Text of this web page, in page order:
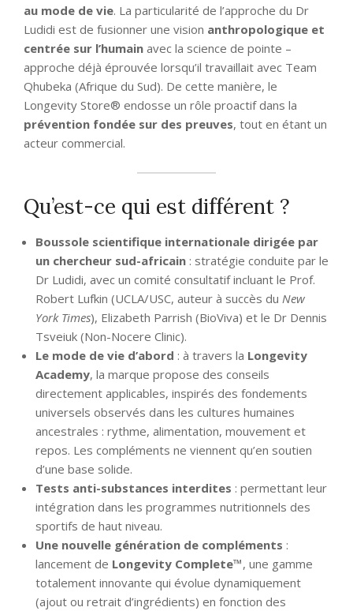
au mode de vie. La particularité de l’approche du Dr
Ludidi est de fusionner une vision anthropologique et
centrée sur l’humain avec la science de pointe –
approche déjà éprouvée lorsqu’il travaillait avec Team
Qhubeka (Afrique du Sud). De cette manière, le
Longevity Store® endosse un rôle proactif dans la
prévention fondée sur des preuves, tout en étant un
acteur commercial.
Qu’est-ce qui est différent ?
Boussole scientifique internationale dirigée par
un chercheur sud-africain : stratégie conduite par le
Dr Ludidi, avec un comité consultatif incluant le Prof.
Robert Lufkin (UCLA/USC, auteur à succès du New
York Times), Elizabeth Parrish (BioViva) et le Dr Dennis
Tsveiuk (Non-Nocere Clinic).
Le mode de vie d’abord : à travers la Longevity
Academy, la marque propose des conseils
directement applicables, inspirés des fondements
universels observés dans les cultures humaines
ancestrales : rythme, alimentation, mouvement et
repos. Les compléments ne viennent qu’en soutien
d’une base solide.
Tests anti-substances interdites : permettant leur
intégration dans les programmes nutritionnels des
sportifs de haut niveau.
Une nouvelle génération de compléments :
lancement de Longevity Complete™, une gamme
totalement innovante qui évolue dynamiquement
(ajout ou retrait d’ingrédients) en fonction des